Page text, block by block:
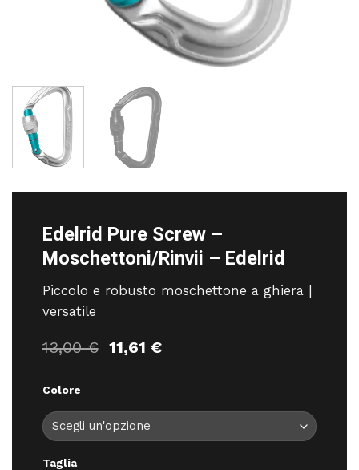
Edelrid Pure Screw –
Moschettoni/Rinvii – Edelrid
Piccolo e robusto moschettone a ghiera |
versatile
13,00€ Il
13,00 €.
11,61 €Il
11,61 €.
Colore
Taglia